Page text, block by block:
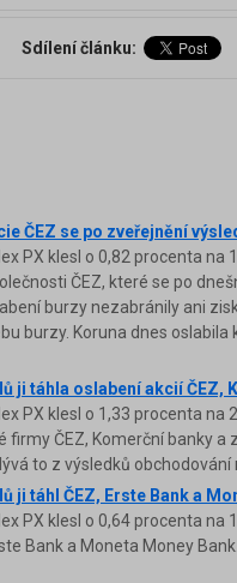
Sdílení článku:
ČEZ se po zveřejnění
PX klesl o 0,82 procenta na
ČEZ, které se po
burzy nezabránily ani
burzy. Koruna dnes
ji táhla oslabení akcií ČEZ,
PX klesl o 1,33 procenta na
firmy ČEZ, Komerční banky
to z výsledků
ji táhl ČEZ, Erste Bank a
PX klesl o 0,64 procenta na
Bank a Moneta Money